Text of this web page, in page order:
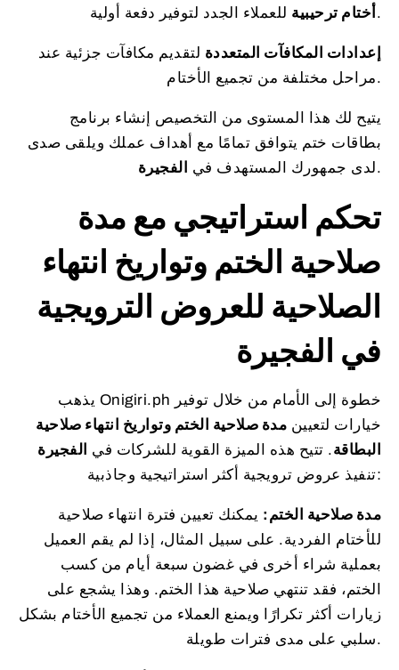
أختام ترحيبية للعملاء الجدد لتوفير دفعة أولية.
إعدادات المكافآت المتعددة لتقديم مكافآت جزئية عند
مراحل مختلفة من تجميع الأختام.
يتيح لك هذا المستوى من التخصيص إنشاء برنامج
بطاقات ختم يتوافق تمامًا مع أهداف عملك ويلقى صدى
لدى جمهورك المستهدف في
الفجيرة .
تحكم استراتيجي مع مدة
صلاحية الختم وتواريخ انتهاء
الصلاحية للعروض الترويجية
في الفجيرة
يذهب Onigiri.ph خطوة إلى الأمام من خلال توفير
خيارات لتعيين مدة صلاحية الختم وتواريخ انتهاء صلاحية
البطاقة. تتيح هذه الميزة القوية للشركات في الفجيرة
تنفيذ عروض ترويجية أكثر استراتيجية وجاذبية:
مدة صلاحية الختم: يمكنك تعيين فترة انتهاء صلاحية
للأختام الفردية. على سبيل المثال، إذا لم يقم العميل
بعملية شراء أخرى في غضون سبعة أيام من كسب
الختم، فقد تنتهي صلاحية هذا الختم. وهذا يشجع على
زيارات أكثر تكرارًا ويمنع العملاء من تجميع الأختام بشكل
سلبي على مدى فترات طويلة.